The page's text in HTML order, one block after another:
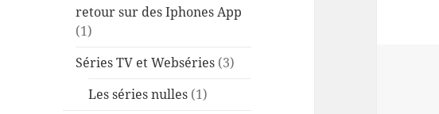
retour sur des Iphones App
(1)
Séries TV et Webséries (3)
Les séries nulles (1)